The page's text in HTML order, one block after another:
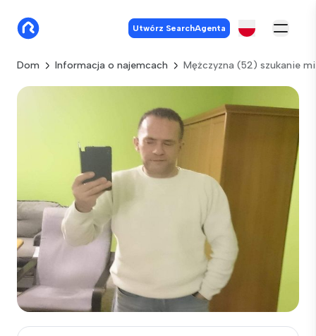
Utwórz SearchAgenta
Dom Informacja o najemcach Mężczyzna (52) szukanie